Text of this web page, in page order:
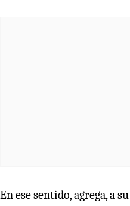
En ese sentido, agrega, a